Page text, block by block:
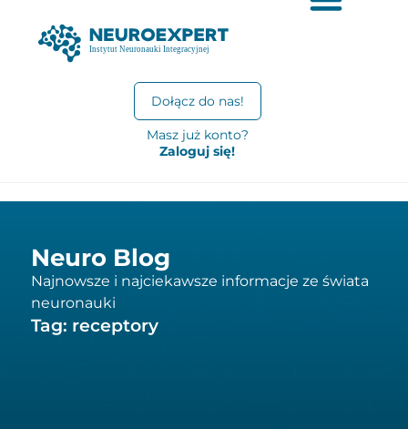
Dołącz do nas!
Masz już konto?
Zaloguj się!
Neuro Blog
Najnowsze i najciekawsze informacje ze świata
neuronauki
Tag: receptory